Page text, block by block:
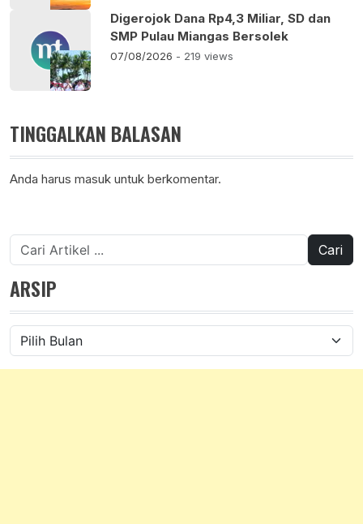
Digerojok Dana Rp4,3 Miliar, SD dan
SMP Pulau Miangas Bersolek
07/08/2026 - 219 views
TINGGALKAN BALASAN
Anda harus masuk untuk berkomentar.
Cari
untuk:
ARSIP
Arsip